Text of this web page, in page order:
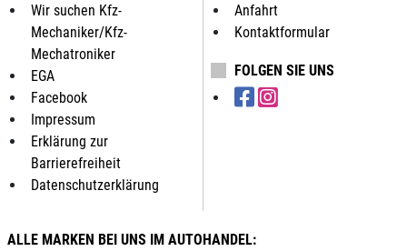
Wir suchen Kfz-
Mechaniker/Kfz-
Mechatroniker
EGA
Facebook
Impressum
Erklärung zur
Barrierefreiheit
Datenschutzerklärung
Anfahrt
Kontaktformular
FOLGEN SIE UNS
ALLE MARKEN BEI UNS IM AUTOHANDEL: